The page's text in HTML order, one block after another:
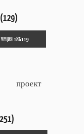
186119
проект